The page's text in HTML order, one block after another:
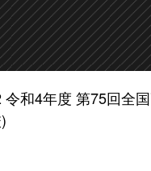
和4年度 第75回全